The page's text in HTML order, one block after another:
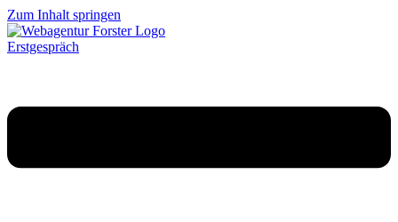
Zum Inhalt springen
Erstgespräch